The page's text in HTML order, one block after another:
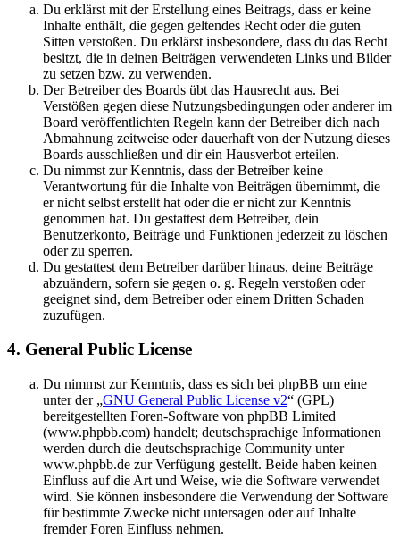
Du erklärst mit der Erstellung eines Beitrags, dass er keine
Inhalte enthält, die gegen geltendes Recht oder die guten
Sitten verstoßen. Du erklärst insbesondere, dass du das Recht
besitzt, die in deinen Beiträgen verwendeten Links und Bilder
zu setzen bzw. zu verwenden.
Der Betreiber des Boards übt das Hausrecht aus. Bei
Verstößen gegen diese Nutzungsbedingungen oder anderer im
Board veröffentlichten Regeln kann der Betreiber dich nach
Abmahnung zeitweise oder dauerhaft von der Nutzung dieses
Boards ausschließen und dir ein Hausverbot erteilen.
Du nimmst zur Kenntnis, dass der Betreiber keine
Verantwortung für die Inhalte von Beiträgen übernimmt, die
er nicht selbst erstellt hat oder die er nicht zur Kenntnis
genommen hat. Du gestattest dem Betreiber, dein
Benutzerkonto, Beiträge und Funktionen jederzeit zu löschen
oder zu sperren.
Du gestattest dem Betreiber darüber hinaus, deine Beiträge
abzuändern, sofern sie gegen o. g. Regeln verstoßen oder
geeignet sind, dem Betreiber oder einem Dritten Schaden
zuzufügen.
4. General Public License
Du nimmst zur Kenntnis, dass es sich bei phpBB um eine
unter der „GNU General Public License v2“ (GPL)
bereitgestellten Foren-Software von phpBB Limited
(www.phpbb.com) handelt; deutschsprachige Informationen
werden durch die deutschsprachige Community unter
www.phpbb.de zur Verfügung gestellt. Beide haben keinen
Einfluss auf die Art und Weise, wie die Software verwendet
wird. Sie können insbesondere die Verwendung der Software
für bestimmte Zwecke nicht untersagen oder auf Inhalte
fremder Foren Einfluss nehmen.